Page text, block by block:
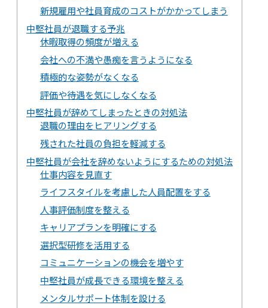
新規雇用や社員育成のコストがかかってしまう
中堅社員が退職する予兆
休暇取得の頻度が増える
会社への不満や愚痴を言うようになる
積極的な姿勢がなくなる
評価や待遇を気にしなくなる
中堅社員が辞めてしまったときの対処法
退職の理由をヒアリングする
残された社員の負担を軽減する
中堅社員が会社を辞めないようにするための対処法
仕事内容を見直す
ライフスタイルを考慮した人員配置をする
人事評価制度を整える
キャリアプランを明確にする
選択型研修を活用する
コミュニケーションの機会を増やす
中堅社員が成長できる環境を整える
メンタルサポート体制を設ける